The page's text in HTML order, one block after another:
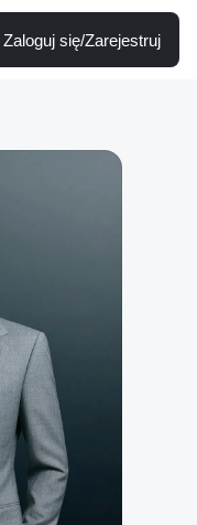
Zaloguj się/Zarejestruj